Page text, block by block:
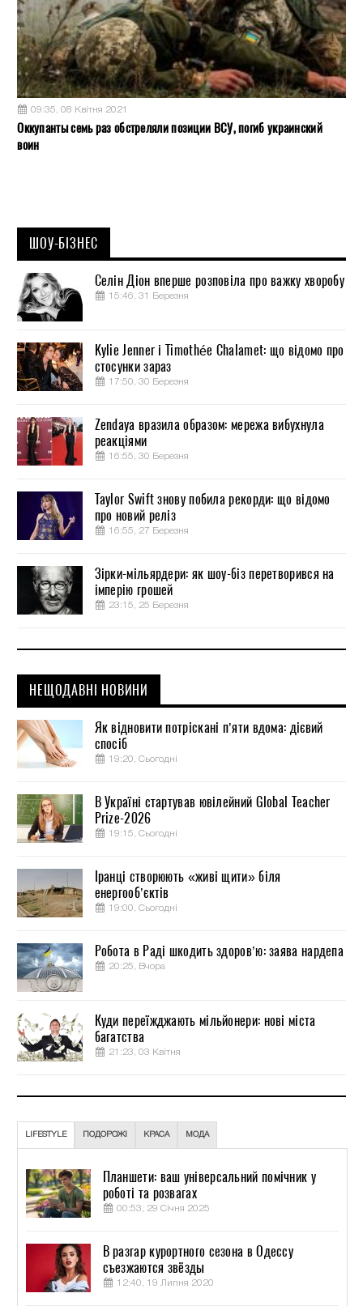
09:35, 08 Квітня 2021
Оккупанты семь раз обстреляли позиции ВСУ, погиб украинский
воин
ШОУ-БІЗНЕС
Селін Діон вперше розповіла про важку хворобу
15:46, 31 Березня
Kylie Jenner і Timothée Chalamet: що відомо про
стосунки зараз
17:50, 30 Березня
Zendaya вразила образом: мережа вибухнула
реакціями
16:55, 30 Березня
Taylor Swift знову побила рекорди: що відомо
про новий реліз
16:55, 27 Березня
Зірки-мільярдери: як шоу-біз перетворився на
імперію грошей
23:15, 25 Березня
НЕЩОДАВНІ НОВИНИ
Як відновити потріскані п’яти вдома: дієвий
спосіб
19:20, Сьогодні
В Україні стартував ювілейний Global Teacher
Prize-2026
19:15, Сьогодні
Іранці створюють «живі щити» біля
енергооб’єктів
19:00, Сьогодні
Робота в Раді шкодить здоров’ю: заява нардепа
20:25, Вчора
Куди переїжджають мільйонери: нові міста
багатства
21:23, 03 Квітня
LIFESTYLE ПОДОРОЖІ КРАСА МОДА
Планшети: ваш універсальний помічник у
роботі та розвагах
00:53, 29 Січня 2025
В разгар курортного сезона в Одессу
съезжаются звёзды
12:40, 19 Липня 2020